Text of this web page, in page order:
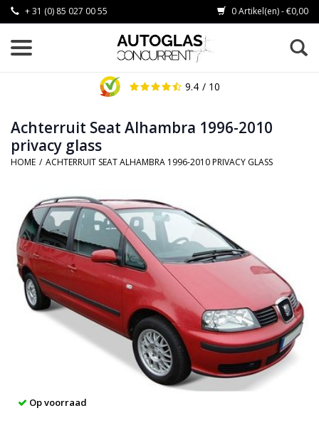
+ 31 (0) 85 027 00 55 0 Artikel(en) - €0,00
9.4 / 10
Achterruit Seat Alhambra 1996-2010
privacy glass
HOME / ACHTERRUIT SEAT ALHAMBRA 1996-2010 PRIVACY GLASS
Op voorraad